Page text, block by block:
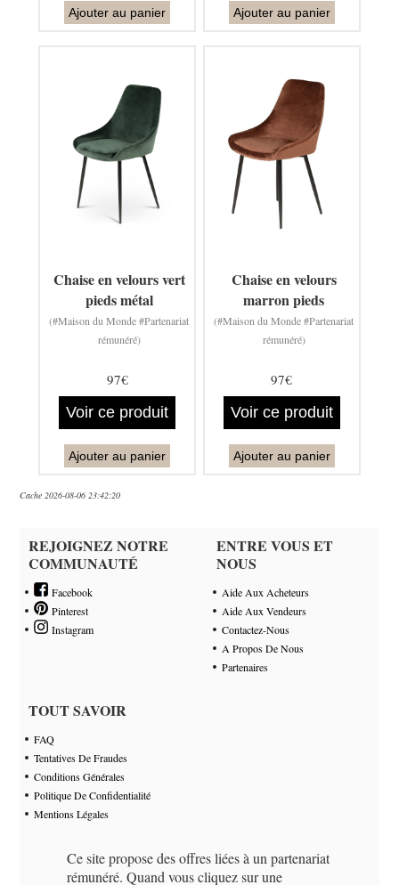
Ajouter au panier Ajouter au panier
Chaise en velours vert
pieds métal
(#Maison du Monde #Partenariat
rémunéré)
97€
Voir ce produit
Ajouter au panier
Chaise en velours
marron pieds
(#Maison du Monde #Partenariat
rémunéré)
97€
Voir ce produit
Ajouter au panier
Cache 2026-08-06 23:42:20
REJOIGNEZ NOTRE
COMMUNAUTÉ
Facebook
Pinterest
Instagram
ENTRE VOUS ET
NOUS
Aide Aux Acheteurs
Aide Aux Vendeurs
Contactez-Nous
A Propos De Nous
Partenaires
TOUT SAVOIR
FAQ
Tentatives De Fraudes
Conditions Générales
Politique De Confidentialité
Mentions Légales
Ce site propose des offres liées à un partenariat
rémunéré. Quand vous cliquez sur une